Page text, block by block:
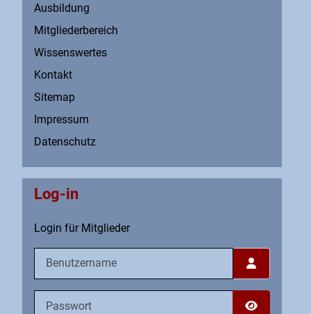
Ausbildung
Mitgliederbereich
Wissenswertes
Kontakt
Sitemap
Impressum
Datenschutz
Log-in
Login für Mitglieder
Benutzername